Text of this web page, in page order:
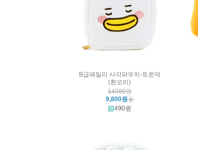
B급패밀리 사각파우치-트윈덕
(흰오리)
14000원
9,800원
490원